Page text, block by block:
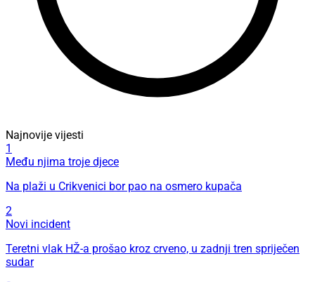
Najnovije vijesti
1
Među njima troje djece
Na plaži u Crikvenici bor pao na osmero kupača
2
Novi incident
Teretni vlak HŽ-a prošao kroz crveno, u zadnji tren spriječen
sudar